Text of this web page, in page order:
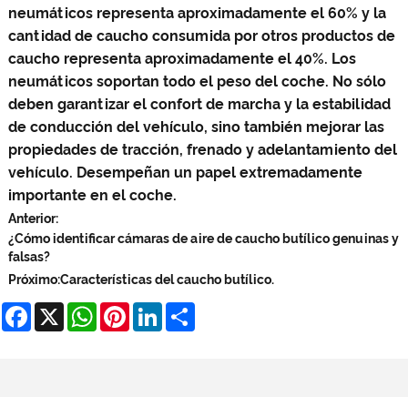
neumáticos representa aproximadamente el 60% y la
cantidad de caucho consumida por otros productos de
caucho representa aproximadamente el 40%. Los
neumáticos soportan todo el peso del coche. No sólo
deben garantizar el confort de marcha y la estabilidad
de conducción del vehículo, sino también mejorar las
propiedades de tracción, frenado y adelantamiento del
vehículo. Desempeñan un papel extremadamente
importante en el coche.
Anterior:
¿Cómo identificar cámaras de aire de caucho butílico genuinas y
falsas?
Próximo:Características del caucho butílico.
Facebook
X WhatsApp
PinterestLinkedIn